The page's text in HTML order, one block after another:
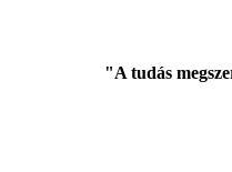
"A tudás